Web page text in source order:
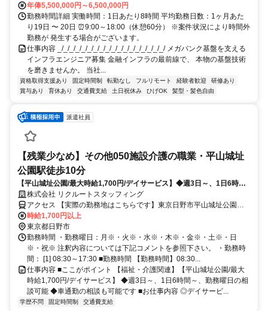
年俸5,500,000円～6,500,000円
勤務時間詳細 実働時間：1日あたり8時間 平均勤務日数：1ヶ月あた
り19日 〜 20日 ⏰9:00～18:00（休憩60分） ※案件状況により時間外
勤務が 発生する場合がございます。
仕事内容 _/_/_/_/_/_/_/_/_/_/_/_/_/_/_/_/_/_/ メガバンク基盤を支える
インフラエンジニア募集 金融インフラの最前線で、 本物の基盤技術
を磨きませんか。 当社...
資格取得支援あり 固定時間制 転勤なし フルリモート 経験者歓迎
研修あり
賞与あり
育休あり 交通費支給 土日祝休み ひげOK 髪型・髪色自由
派遣社員
【残業少なめ】その他050施設介護の職業・平山城址
公園駅徒歩10分
【平山城址公園/最大時給1,700円/デイサービス】◆週3日～、1日6時間
～、勤務曜日の相談可能
株式会社 リクルートスタッフィング
アクセス 【実際の勤務地はこちらです】東京日野市平山城址公園駅
徒歩10分
時給1,700円以上
東京都日野市
勤務時間 ・勤務曜日：月※・火※・水※・木※・金※・土※・日
※・祝※ 注釈内容については下記コメントを参照下さい。 ・勤務時
間： [1] 08:30～17:30 ■勤務時間 【勤務時間】08:30...
仕事内容 ■ここがポイント 【福祉・介護関連】【平山城址公園/最大
時給1,700円/デイサービス】 ◆週3日～、1日6時間～、勤務曜日の相
談可能 ◆車通勤の相談も可能です ■お仕事内容 ◎デイサービ...
学歴不問 固定時間制 交通費支給